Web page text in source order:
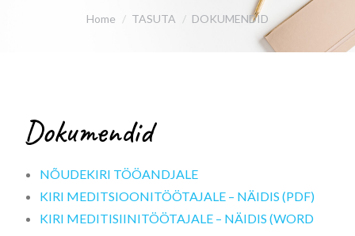
You are here:
Home TASUTA DOKUMENDID
Dokumendid
NÕUDEKIRI TÖÖANDJALE
KIRI MEDITSIOONITÖÖTAJALE – NÄIDIS (PDF)
KIRI MEDITISIINITÖÖTAJALE – NÄIDIS (WORD